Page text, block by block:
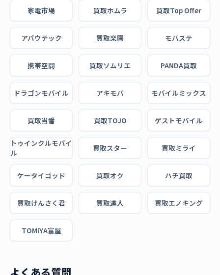
家電市場 買取ホムラ 買取Top Offer
アバウテック 買取楽園 モバステ
携帯空間 買取ソムリエ PANDA買取
ドラゴンモバイル アキモバ モバイルミックス
買取当番 買取TOJO ゲストモバイル
トゥインクルモバイ
ル
買取スター 買取ミライ
ケータイゴッド 買取オク ハチ買取
買取けんさく君 買取達人 買取エノキング
TOMIYA富屋
よくある質問